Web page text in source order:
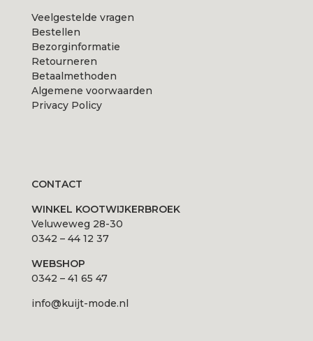
Veelgestelde vragen
Bestellen
Bezorginformatie
Retourneren
Betaalmethoden
Algemene voorwaarden
Privacy Policy
CONTACT
WINKEL KOOTWIJKERBROEK
Veluweweg 28-30
0342 – 44 12 37
WEBSHOP
0342 – 41 65 47
info@kuijt-mode.nl